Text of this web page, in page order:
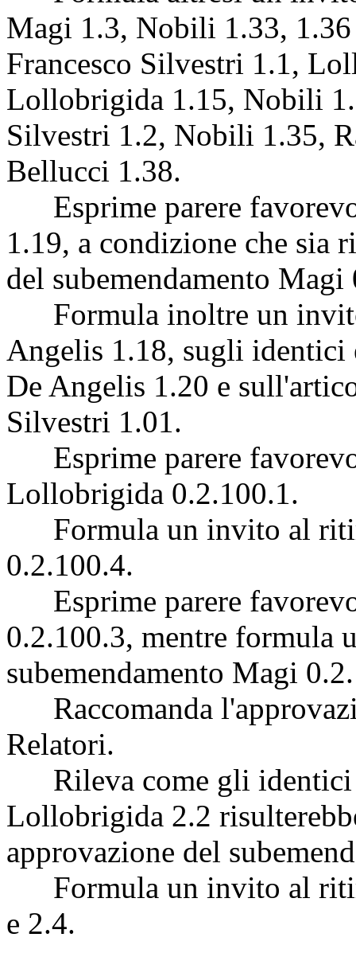
Magi 1.3, Nobili 1.33,
Francesco Silvestri 1.1,
Lollobrigida 1.15, Nobili
Silvestri 1.2, Nobili 1.35,
Bellucci 1.38.
Esprime parere
1.19, a condizione che sia
del subemendamento
Formula inoltre un
Angelis 1.18, sugli identici
De Angelis 1.20 e
Silvestri 1.01.
Esprime parere
Lollobrigida 0.2.100.1.
Formula un invito al
0.2.100.4.
Esprime parere
0.2.100.3, mentre formula
subemendamento Magi
Raccomanda
Relatori.
Rileva come gli identici
Lollobrigida 2.2
approvazione del
Formula un invito al
e 2.4.